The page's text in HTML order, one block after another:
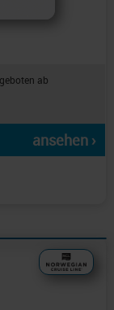
ab
ansehen ›